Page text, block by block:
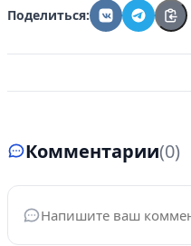
Поделиться:
Комментарии(0)
Ваше имя*